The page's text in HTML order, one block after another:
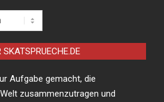
SKATSPRUECHE.DE
Aufgabe gemacht, die
zusammenzutragen und